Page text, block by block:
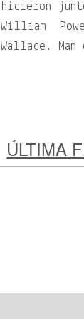
hicieron
William
Wallace.
ÚLTIMA